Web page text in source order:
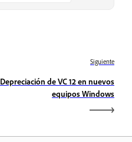
Siguiente
Depreciación de VC 12 en nuevos
equipos Windows